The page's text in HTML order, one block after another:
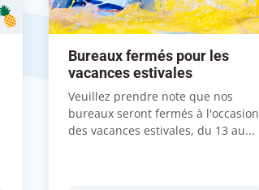
Bureaux fermés pour les
vacances estivales
Veuillez prendre note que nos
bureaux seront fermés à l'occasion
des vacances estivales, du 13 au...